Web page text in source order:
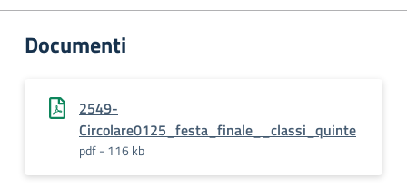
Documenti
2549-
Circolare0125_festa_finale__classi_quinte
pdf - 116 kb